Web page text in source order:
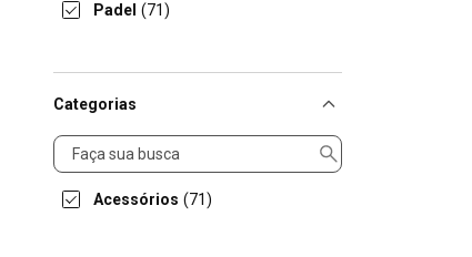
Padel (71)
Categorias
Categorias
Acessórios (71)